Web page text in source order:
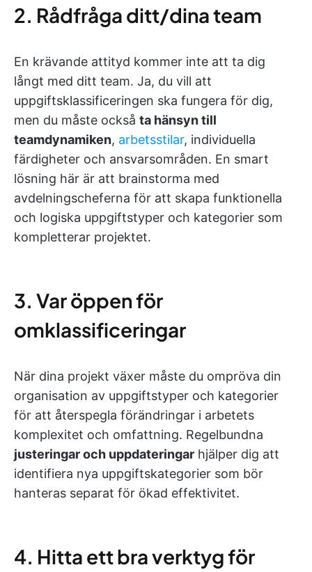
2. Rådfråga ditt/dina team
En krävande attityd kommer inte att ta dig
långt med ditt team. Ja, du vill att
uppgiftsklassificeringen ska fungera för dig,
men du måste också ta hänsyn till
teamdynamiken, arbetsstilar, individuella
färdigheter och ansvarsområden. En smart
lösning här är att brainstorma med
avdelningscheferna för att skapa funktionella
och logiska uppgiftstyper och kategorier som
kompletterar projektet.
3. Var öppen för
omklassificeringar
När dina projekt växer måste du ompröva din
organisation av uppgiftstyper och kategorier
för att återspegla förändringar i arbetets
komplexitet och omfattning. Regelbundna
justeringar och uppdateringar hjälper dig att
identifiera nya uppgiftskategorier som bör
hanteras separat för ökad effektivitet.
4. Hitta ett bra verktyg för